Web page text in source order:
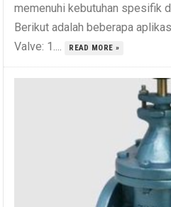
memenuhi kebutuhan spesifik
Berikut adalah beberapa
Valve: 1....
READ MORE »